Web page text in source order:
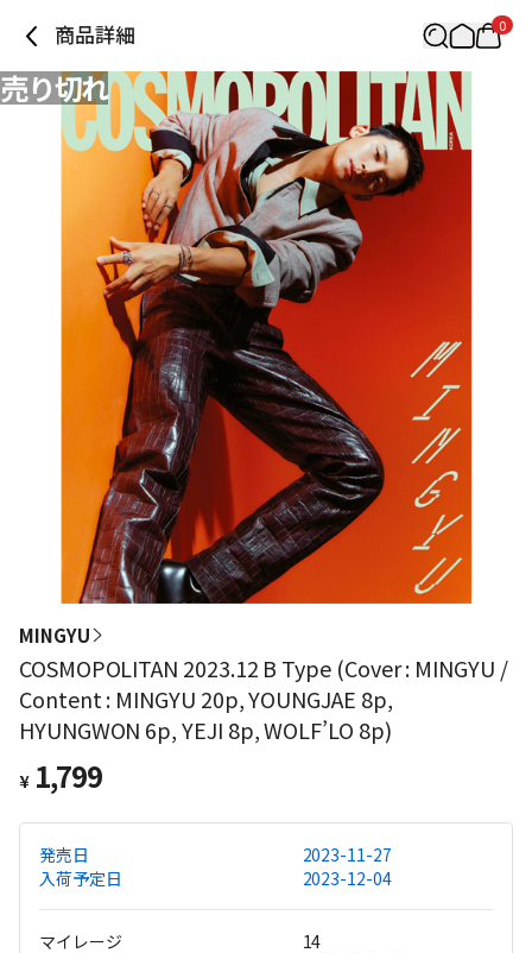
商品詳細 0
売り切れ
MINGYU
COSMOPOLITAN 2023.12 B Type (Cover : MINGYU /
Content : MINGYU 20p, YOUNGJAE 8p,
HYUNGWON 6p, YEJI 8p, WOLF’LO 8p)
¥ 1,799
発売日
2023-11-27
入荷予定日
2023-12-04
マイレージ
14